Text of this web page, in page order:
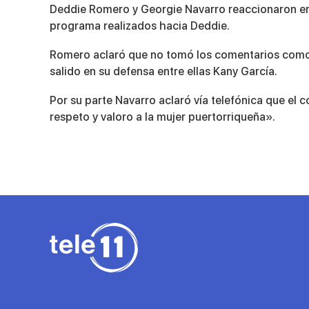
seconds
of
3
seconds Volume
90%
Deddie Romero y Georgie Navarro reaccionaron
programa realizados hacia Deddie.
Romero aclaró que no tomó los comentarios
salido en su defensa entre ellas Kany García.
Por su parte Navarro aclaró vía telefónica que el
respeto y valoro a la mujer puertorriqueña».